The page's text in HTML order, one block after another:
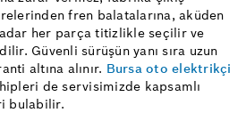
fren balatalarına, aküden
her parça titizlikle seçilir ve
Güvenli sürüşün yanı sıra uzun
altına alınır. Bursa oto elektrikçi
de servisimizde kapsamlı
bulabilir.